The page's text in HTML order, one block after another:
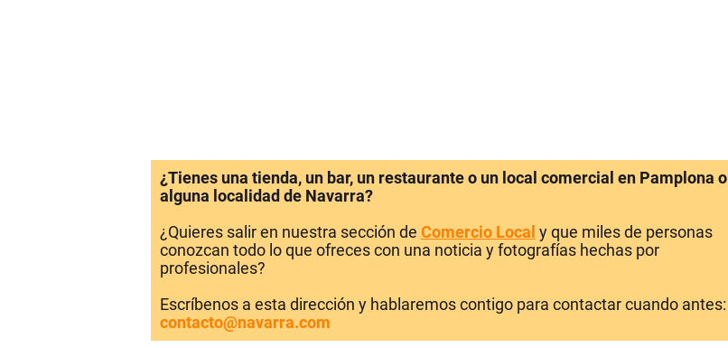
¿Tienes una tienda, un bar, un restaurante o un local comercial en Pamplona o
alguna localidad de Navarra?
¿Quieres salir en nuestra sección de Comercio Local y que miles de personas
conozcan todo lo que ofreces con una noticia y fotografías hechas por
profesionales?
Escríbenos a esta dirección y hablaremos contigo para contactar cuando antes:
contacto@navarra.com